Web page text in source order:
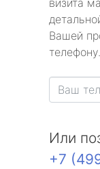
визита
Вашей
телефону.
Или
+7